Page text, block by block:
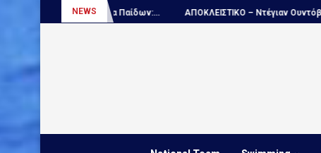
NEWSΑΠΟΚΛΕΙΣΤΙΚΟ – Ντέγιαν Ουντόβιτσιτς... Πόλο,